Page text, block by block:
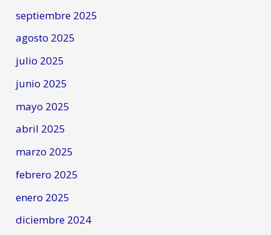
septiembre 2025
agosto 2025
julio 2025
junio 2025
mayo 2025
abril 2025
marzo 2025
febrero 2025
enero 2025
diciembre 2024